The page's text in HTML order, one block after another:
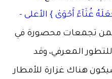
غُثَآءً أَحْوَىٰ } الأعلى –
تجمعات محصورة في
المعرفي، وقد
هناك غزارة للأمطار